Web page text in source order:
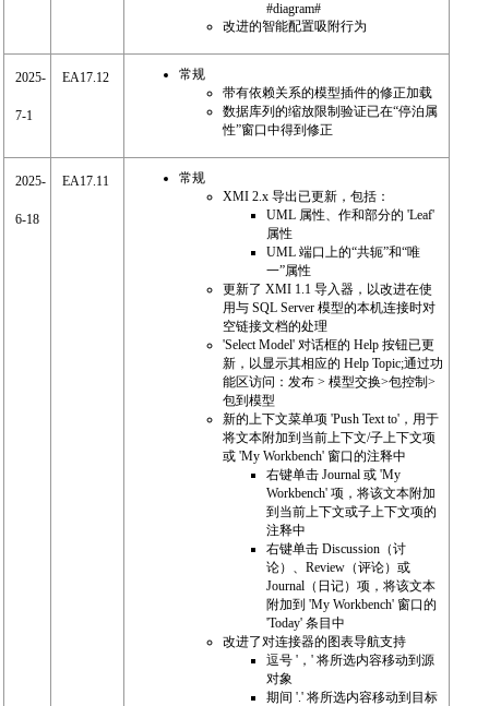
#diagram#
改进的智能配置吸附行为
2025-
7-1
EA17.12
常规
带有依赖关系的模型插件的修正加载
数据库列的缩放限制验证已在“停泊属
性”窗口中得到修正
2025-
6-18
EA17.11
常规
XMI 2.x 导出已更新，包括：
UML 属性、作和部分的 'Leaf'
属性
UML 端口上的“共轭”和“唯
一”属性
更新了 XMI 1.1 导入器，以改进在使
用与 SQL Server 模型的本机连接时对
空链接文档的处理
'Select Model' 对话框的 Help 按钮已更
新，以显示其相应的 Help Topic;通过功
能区访问：发布 > 模型交换>包控制>
包到模型
新的上下文菜单项 'Push Text to'，用于
将文本附加到当前上下文/子上下文项
或 'My Workbench' 窗口的注释中
右键单击 Journal 或 'My
Workbench' 项，将该文本附加
到当前上下文或子上下文项的
注释中
右键单击 Discussion（讨
论）、Review（评论）或
Journal（日记）项，将该文本
附加到 'My Workbench' 窗口的
'Today' 条目中
改进了对连接器的图表导航支持
逗号 '，' 将所选内容移动到源
对象
期间 '.' 将所选内容移动到目标